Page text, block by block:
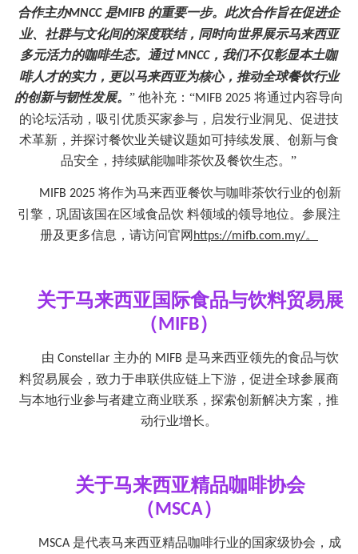
合作主办MNCC 是MIFB 的重要一步。此次合作旨在促进企
业、社群与文化间的深度联结，同时向世界展示马来西亚
多元活力的咖啡生态。通过MNCC，我们不仅彰显本土咖
啡人才的实力，更以马来西亚为核心，推动全球餐饮行业
的创新与韧性发展。 ” 他补充： “MIFB 2025 将通过内容导向
的论坛活动，吸引优质买家参与，启发行业洞见、促进技
术革新，并探讨餐饮业关键议题如可持续发展、创新与食
品安全，持续赋能咖啡茶饮及餐饮生态。”
MIFB 2025 将作为马来西亚餐饮与咖啡茶饮行业的创新
引擎，巩固该国在区域食品饮 料领域的领导地位。参展注
册及更多信息，请访问官网 https://mifb.com.my/。
关于马来西亚国际食品与饮料贸易展
（MIFB）
由 Constellar 主办的 MIFB 是马来西亚领先的食品与饮
料贸易展会，致力于串联供应链上下游，促进全球参展商
与本地行业参与者建立商业联系，探索创新解决方案，推
动行业增长。
关于马来西亚精品咖啡协会
（MSCA）
MSCA 是代表马来西亚精品咖啡行业的国家级协会，成